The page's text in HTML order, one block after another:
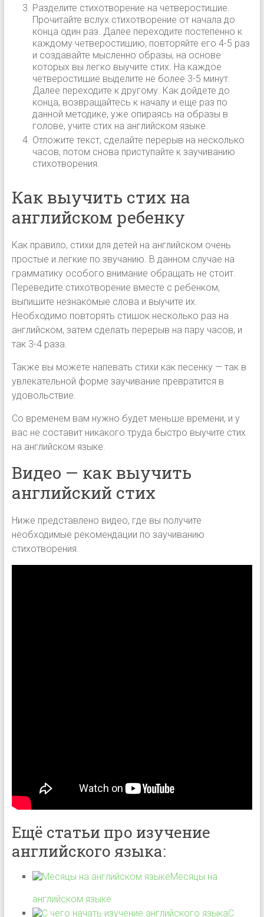
Разделите стихотворение на четверостишие.
Прочитайте вслух стихотворение от начала до
конца один раз. Далее переходите постепенно к
каждому четверостишию, повторяйте его 4-5 раз
и создавайте мысленно образы, на основе
которых вы легко выучите стих. На каждое
четверостишие выделите не более 3-5 минут.
Далее переходите к другому. Как дойдете до
конца, возвращайтесь к началу и еще раз по
данной методике, уже опираясь на образы в
голове, учите стих на английском языке.
Отложите текст, сделайте перерыв на несколько
часов, потом снова приступайте к заучиванию
стихотворения.
Как выучить стих на
английском ребенку
Как правило, стихи для детей на английском очень
простые и легкие по звучанию. В данном случае на
грамматику особого внимание обращать не стоит.
Переведите стихотворение вместе с ребенком,
выпишите незнакомые слова и выучите их.
Необходимо повторять стишок несколько раз на
английском, затем сделать перерыв на пару часов, и
так 3-4 раза.
Также вы можете напевать стихи как песенку — так в
увлекательной форме заучивание превратится в
удовольствие.
Со временем вам нужно будет меньше времени, и у
вас не составит никакого труда быстро выучите стих
на английском языке.
Видео — как выучить
английский стих
Ниже представлено видео, где вы получите
необходимые рекомендации по заучиванию
стихотворения.
Ещё статьи про изучение
английского языка:
Месяцы на
английском языке
С